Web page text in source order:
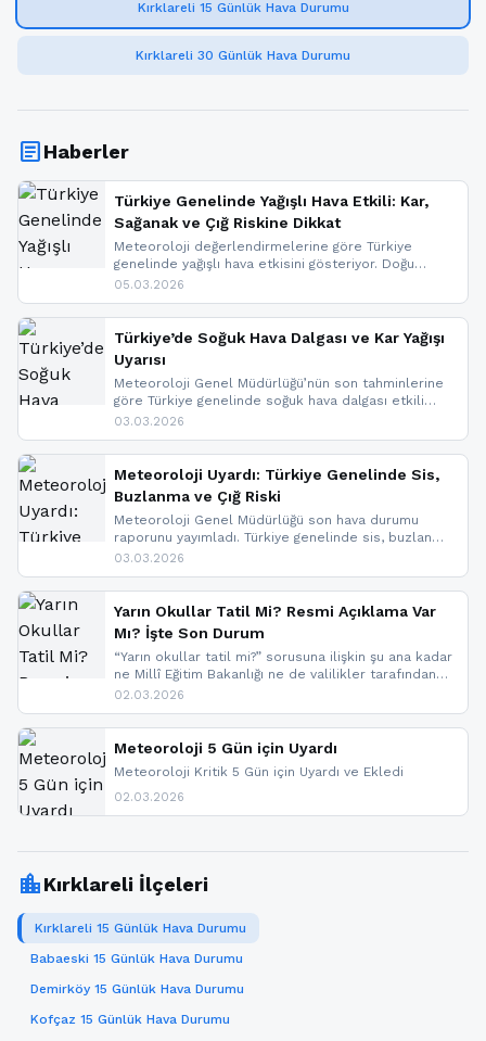
Kırklareli 15 Günlük Hava Durumu
Kırklareli 30 Günlük Hava Durumu
articleHaberler
Türkiye Genelinde Yağışlı Hava Etkili: Kar,
Sağanak ve Çığ Riskine Dikkat
Meteoroloji değerlendirmelerine göre Türkiye
genelinde yağışlı hava etkisini gösteriyor. Doğu
bölgelerinde kar yağışı beklenirken Marmara ve
ise çığ tehlikesi bulunuyor. İç kesimlerde sis ve pus
nedeniyle görüş mesafesinde azalma
yaşanabileceği belirtiliyor.
05.03.2026
Türkiye’de Soğuk Hava Dalgası ve Kar Yağışı
Uyarısı
Meteoroloji Genel Müdürlüğü’nün son tahminlerine
göre Türkiye genelinde soğuk hava dalgası etkili
oluyor. Birçok il için kar yağışı ve buzlanma uyarısı
03.03.2026
Meteoroloji Uyardı: Türkiye Genelinde Sis,
Buzlanma ve Çığ Riski
Meteoroloji Genel Müdürlüğü son hava durumu
raporunu yayımladı. Türkiye genelinde sis, buzlanma
ve don beklenirken Doğu Anadolu ve Doğu
yapıldı. İşte son dakika meteoroloji gelişmeleri.
03.03.2026
Yarın Okullar Tatil Mi? Resmi Açıklama Var
Mı? İşte Son Durum
“Yarın okullar tatil mi?” sorusuna ilişkin şu ana kadar
ne Millî Eğitim Bakanlığı ne de valilikler tarafından
yapılmış resmi bir tatil açıklaması bulunmamaktadır.
paylaşacağız. En hızlı şekilde haberdar olmak için
sitemizi takip edebilir ve bildirimleri açabilirsiniz.
02.03.2026
Meteoroloji 5 Gün için Uyardı
Meteoroloji Kritik 5 Gün için Uyardı ve Ekledi
02.03.2026
location_cityKırklareli İlçeleri
Kırklareli 15 Günlük Hava Durumu
Babaeski 15 Günlük Hava Durumu
Demirköy 15 Günlük Hava Durumu
Kofçaz 15 Günlük Hava Durumu